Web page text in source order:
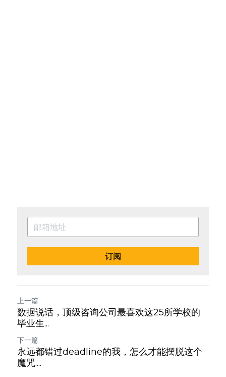
订阅
上一篇
数据说话，顶级咨询公司最喜欢这25所学校的
毕业生...
下一篇
永远都错过deadline的我，怎么才能摆脱这个
魔咒....